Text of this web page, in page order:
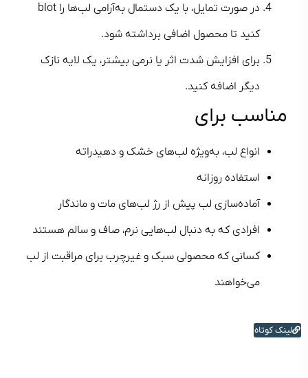
در صورت تمایل، با یک دستمال به‌آرامی لب‌ها را blot
کنید تا محصول اضافی برداشته شود.
برای افزایش شدت اثر یا نرمی بیشتر، یک لایه نازک
دیگر اضافه کنید.
مناسب برای
انواع لب، به‌ویژه لب‌های خشک و دهیدراته
استفاده روزانه
آماده‌سازی لب پیش از رژ لب‌های مات و ماندگار
افرادی که به دنبال لب‌هایی نرم، صاف و سالم هستند
کسانی که محصولی سبک و غیرچرب برای مراقبت از لب
می‌خواهند
لینک کوتاه